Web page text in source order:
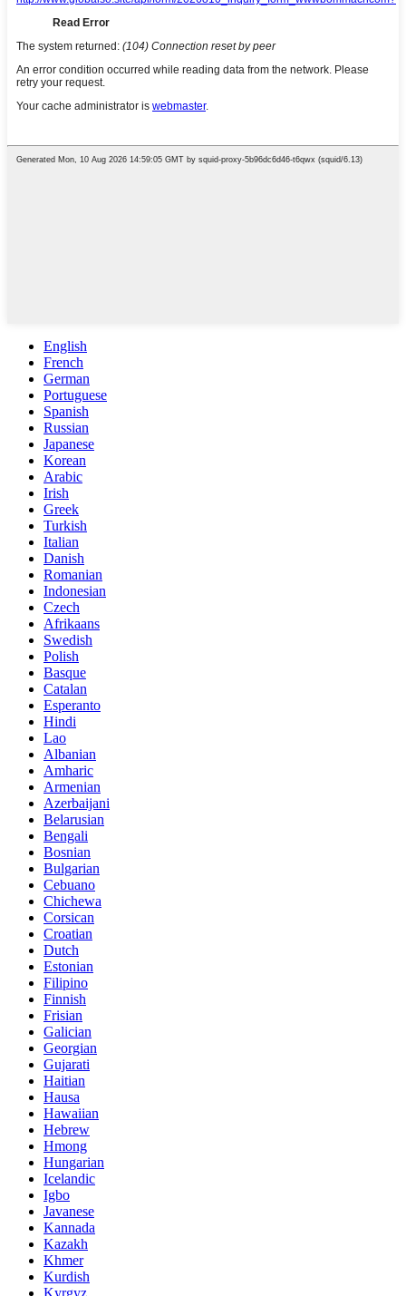
English
French
German
Portuguese
Spanish
Russian
Japanese
Korean
Arabic
Irish
Greek
Turkish
Italian
Danish
Romanian
Indonesian
Czech
Afrikaans
Swedish
Polish
Basque
Catalan
Esperanto
Hindi
Lao
Albanian
Amharic
Armenian
Azerbaijani
Belarusian
Bengali
Bosnian
Bulgarian
Cebuano
Chichewa
Corsican
Croatian
Dutch
Estonian
Filipino
Finnish
Frisian
Galician
Georgian
Gujarati
Haitian
Hausa
Hawaiian
Hebrew
Hmong
Hungarian
Icelandic
Igbo
Javanese
Kannada
Kazakh
Khmer
Kurdish